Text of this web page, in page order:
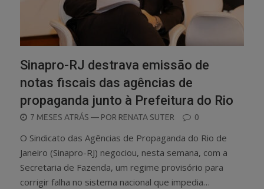
Sinapro-RJ destrava emissão de
notas fiscais das agências de
propaganda junto à Prefeitura do Rio
POSTED
7 MESES ATRÁS — POR RENATA SUTER 0
O Sindicato das Agências de Propaganda do Rio de
Janeiro (Sinapro-RJ) negociou, nesta semana, com a
Secretaria de Fazenda, um regime provisório para
corrigir falha no sistema nacional que impedia…